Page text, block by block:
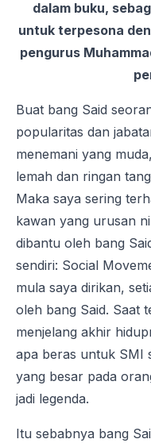
dalam buku,
untuk terpesona
pengurus
Buat bang Said
popularitas dan
menemani yang
lemah dan ringan
Maka saya sering
kawan yang urusan
dibantu oleh bang
sendiri: Social
mula saya dirikan,
oleh bang Said. Saat
menjelang akhir
apa beras untuk SMI
yang besar pada
jadi legenda.
Itu sebabnya bang